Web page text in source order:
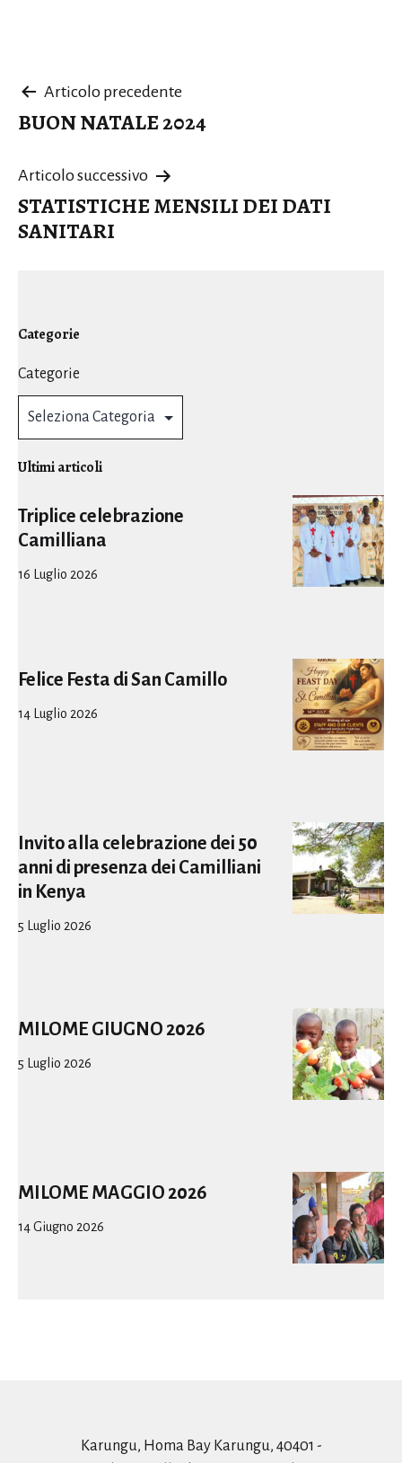
Navigazione
articoli
Articolo precedente
BUON NATALE 2024
Articolo successivo
STATISTICHE MENSILI DEI DATI
SANITARI
Categorie
Categorie
Ultimi articoli
Triplice celebrazione
Camilliana
16 Luglio 2026
Felice Festa di San Camillo
14 Luglio 2026
Invito alla celebrazione dei 50
anni di presenza dei Camilliani
in Kenya
5 Luglio 2026
MILOME GIUGNO 2026
5 Luglio 2026
MILOME MAGGIO 2026
14 Giugno 2026
Karungu, Homa Bay Karungu, 40401 -